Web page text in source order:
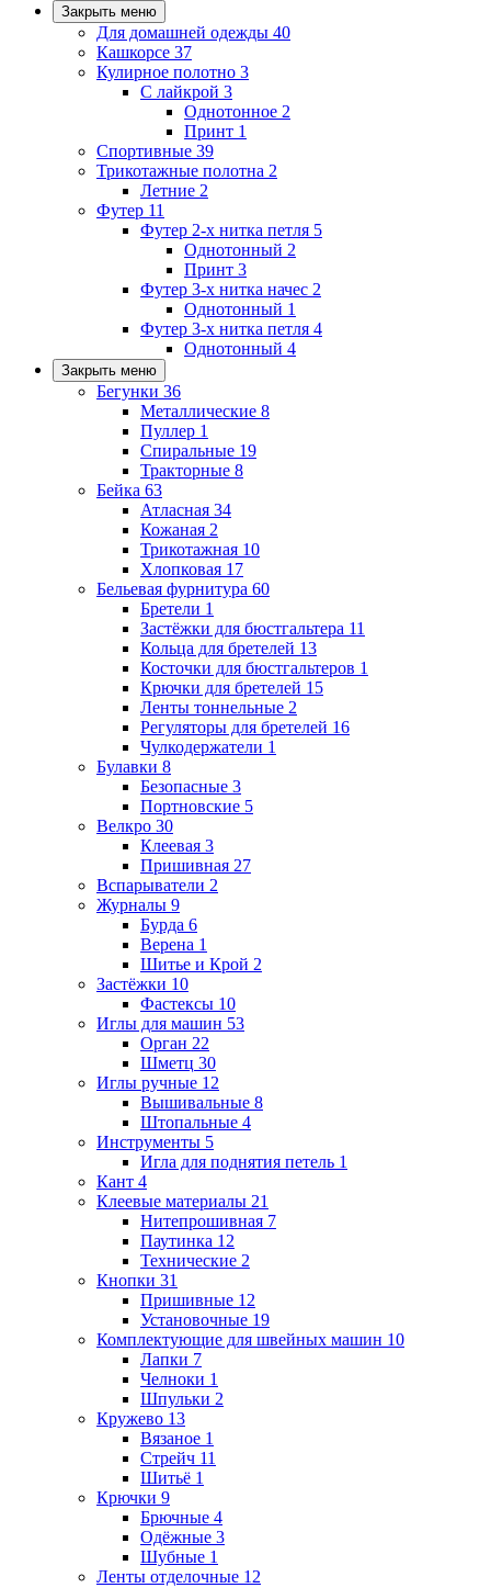
Закрыть меню
Для домашней одежды 40
Кашкорсе 37
Кулирное полотно 3
С лайкрой 3
Однотонное 2
Принт 1
Спортивные 39
Трикотажные полотна 2
Летние 2
Футер 11
Футер 2-х нитка петля 5
Однотонный 2
Принт 3
Футер 3-х нитка начес 2
Однотонный 1
Футер 3-х нитка петля 4
Однотонный 4
Закрыть меню
Бегунки 36
Металлические 8
Пуллер 1
Спиральные 19
Тракторные 8
Бейка 63
Атласная 34
Кожаная 2
Трикотажная 10
Хлопковая 17
Бельевая фурнитура 60
Бретели 1
Застёжки для бюстгальтера 11
Кольца для бретелей 13
Косточки для бюстгальтеров 1
Крючки для бретелей 15
Ленты тоннельные 2
Регуляторы для бретелей 16
Чулкодержатели 1
Булавки 8
Безопасные 3
Портновские 5
Велкро 30
Клеевая 3
Пришивная 27
Вспарыватели 2
Журналы 9
Бурда 6
Верена 1
Шитье и Крой 2
Застёжки 10
Фастексы 10
Иглы для машин 53
Орган 22
Шметц 30
Иглы ручные 12
Вышивальные 8
Штопальные 4
Инструменты 5
Игла для поднятия петель 1
Кант 4
Клеевые материалы 21
Нитепрошивная 7
Паутинка 12
Технические 2
Кнопки 31
Пришивные 12
Установочные 19
Комплектующие для швейных машин 10
Лапки 7
Челноки 1
Шпульки 2
Кружево 13
Вязаное 1
Стрейч 11
Шитьё 1
Крючки 9
Брючные 4
Одёжные 3
Шубные 1
Ленты отделочные 12